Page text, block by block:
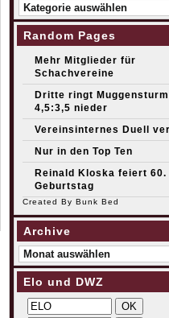
Kategorien
Random Pages
Mehr Mitglieder für
Schachvereine
Dritte ringt
4,5:3,5 nieder
Vereinsinternes Duell
Nur in den Top Ten
Reinald Kloska feiert 60.
Geburtstag
Created By Bunk Bed
Archive
Archive
Elo und DWZ